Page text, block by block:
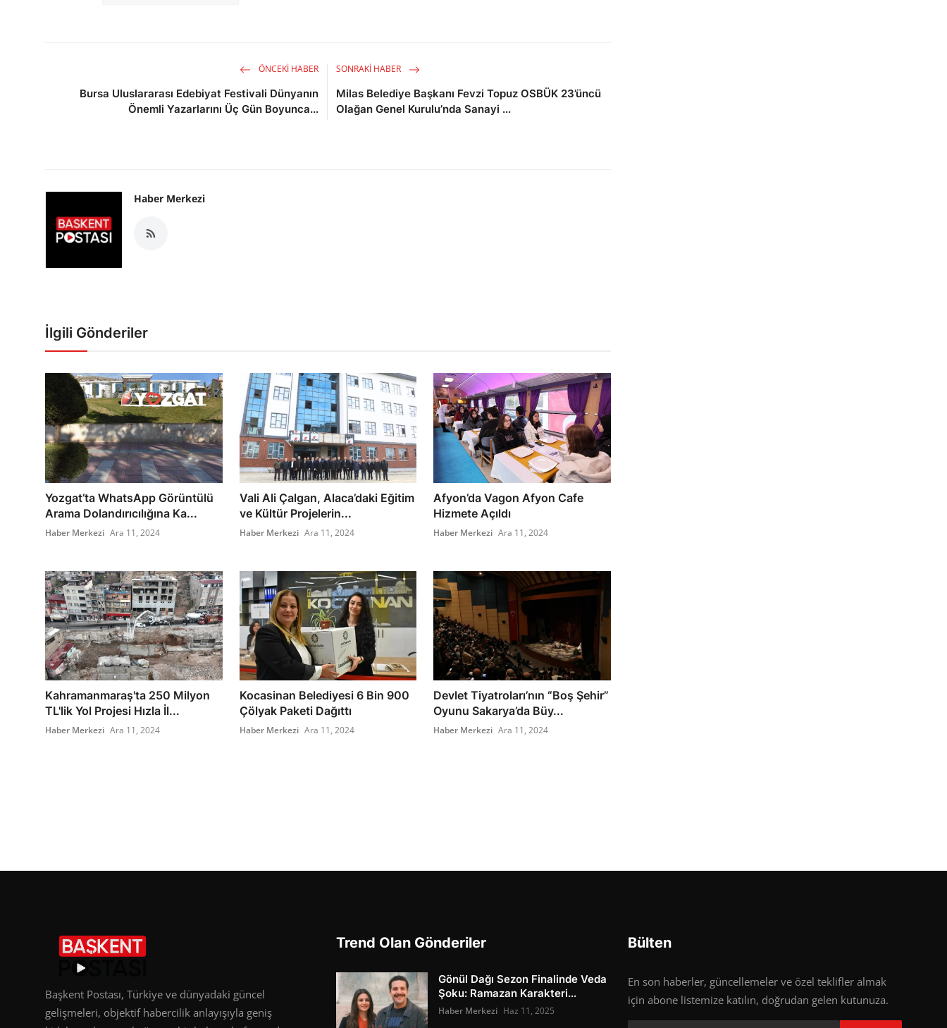
ÖNCEKI HABER
Bursa Uluslararası Edebiyat Festivali Dünyanın
Önemli Yazarlarını Üç Gün Boyunca...
SONRAKI HABER
Milas Belediye Başkanı Fevzi Topuz OSBÜK 23’üncü
Olağan Genel Kurulu’nda Sanayi ...
Haber Merkezi
İlgili Gönderiler
Yozgat’ta WhatsApp Görüntülü
Arama Dolandırıcılığına Ka...
Haber Merkezi Ara 11, 2024
Vali Ali Çalgan, Alaca’daki Eğitim
ve Kültür Projelerin...
Haber Merkezi Ara 11, 2024
Afyon’da Vagon Afyon Cafe
Hizmete Açıldı
Haber Merkezi Ara 11, 2024
Kahramanmaraş'ta 250 Milyon
TL'lik Yol Projesi Hızla İl...
Haber Merkezi Ara 11, 2024
Kocasinan Belediyesi 6 Bin 900
Çölyak Paketi Dağıttı
Haber Merkezi Ara 11, 2024
Devlet Tiyatroları’nın “Boş Şehir”
Oyunu Sakarya’da Büy...
Haber Merkezi Ara 11, 2024
Başkent Postası, Türkiye ve dünyadaki güncel
gelişmeleri, objektif habercilik anlayışıyla geniş
Trend Olan Gönderiler
Gönül Dağı Sezon Finalinde Veda
Şoku: Ramazan Karakteri...
Haber Merkezi Haz 11, 2025
Bülten
En son haberler, güncellemeler ve özel teklifler almak
için abone listemize katılın, doğrudan gelen kutunuza.